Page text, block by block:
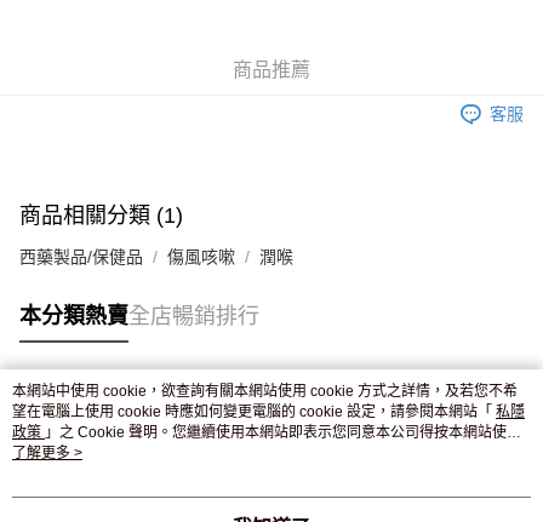
付款後門市自取，訂單確認後2-4個工作天到店，7天內取。逾期後
商品推薦
客服
商品相關分類 (1)
西藥製品/保健品 傷風咳嗽 潤喉
本分類熱賣全店暢銷排行
熱門標籤
熱銷排行
本網站中使用 cookie，欲查詢有關本網站使用 cookie 方式之詳情，及若您不希
望在電腦上使用 cookie 時應如何變更電腦的 cookie 設定，請參閱本網站「 私隱
政策 」之 Cookie 聲明。您繼續使用本網站即表示您同意本公司得按本網站使用
條款之 Cookie 聲明使用 cookie。
了解更多 >